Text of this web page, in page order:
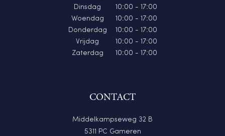
Dinsdag
10:00 - 17:00
Woendag
10:00 - 17:00
Donderdag
10:00 - 17:00
Vrijdag
10:00 - 17:00
Zaterdag
10:00 - 17:00
CONTACT
Middelkampseweg 32 B
5311 PC Gameren